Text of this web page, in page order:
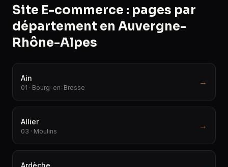
Site E-commerce : pages par
département en Auvergne-
Rhône-Alpes
Ain
01 · Bourg-en-Bresse
→
Allier
03 · Moulins
→
Ardèche